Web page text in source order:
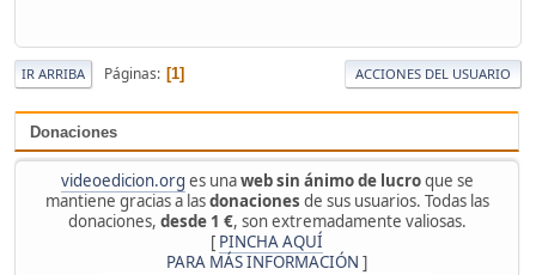
Donaciones
videoedicion.org es unaweb sin ánimo de lucroque se
mantiene gracias a lasdonaciones de sus usuarios. Todas las
donaciones, desde 1 €, son extremadamente valiosas.
[ PINCHA AQUÍ
PARA MÁS INFORMACIÓN ]
IR ARRIBA Páginas 1 ACCIONES DEL USUARIO